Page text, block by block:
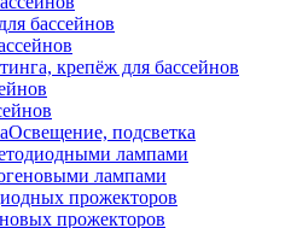
бассейнов
крепёж для бассейнов
Освещение, подсветка
лампами
лампами
прожекторов
прожекторов